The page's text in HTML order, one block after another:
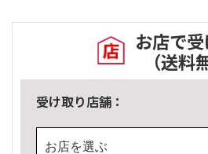
お店で
（送料
受け取り店舗：
お店を選ぶ